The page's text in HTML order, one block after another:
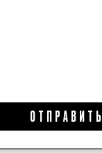
ОТПРАВИТЬ